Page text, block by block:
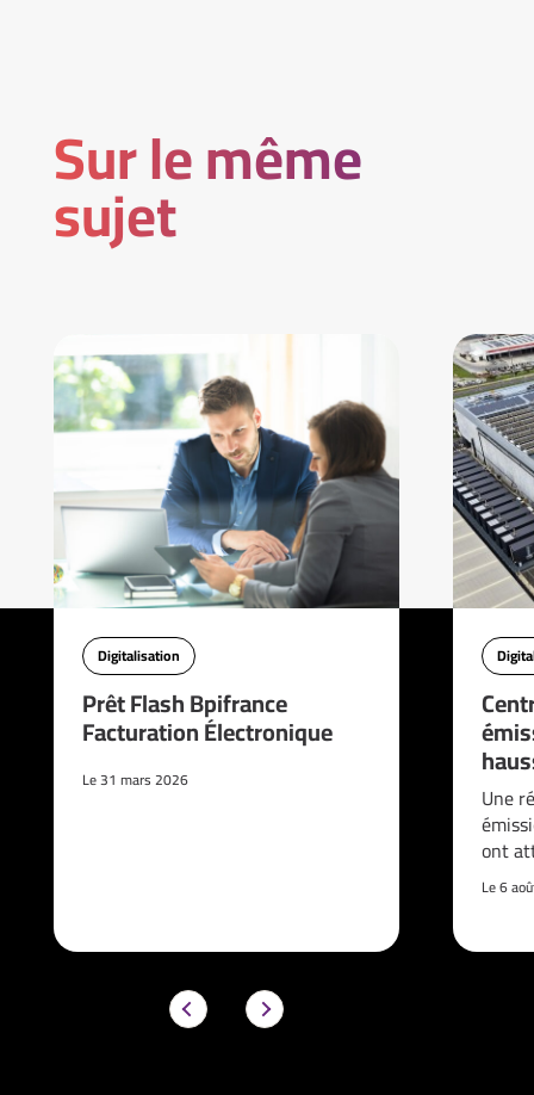
Sur le même
sujet
Digitalisation
Prêt Flash Bpifrance
Facturation Électronique
Le 31 mars 2026
Une
ont
Le 6